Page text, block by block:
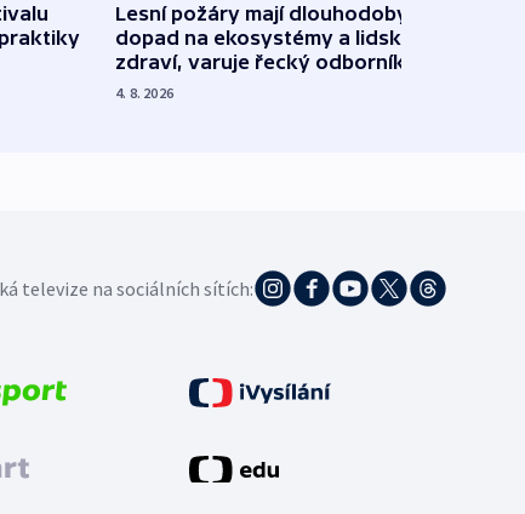
Lesní požáry mají dlouhodobý
dopad na ekosystémy a lidské
zdraví, varuje řecký odborník
4. 8. 2026
televize na sociálních sítích: